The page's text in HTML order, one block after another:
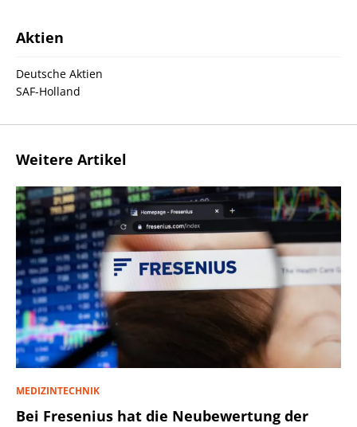
Aktien
Deutsche Aktien
SAF-Holland
Weitere Artikel
MEDIZINTECHNIK
Bei Fresenius hat die Neubewertung der